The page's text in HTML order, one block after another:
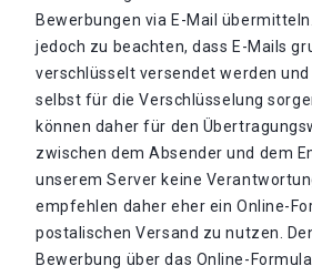
Bewerbungen via E-Mail
jedoch zu beachten, dass E-Mails
verschlüsselt versendet werden
selbst für die Verschlüsselung
können daher für den
zwischen dem Absender und dem
unserem Server keine
empfehlen daher eher ein Online-
postalischen Versand zu nutzen.
Bewerbung über das Online-